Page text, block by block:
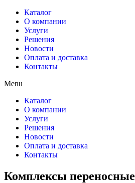
Каталог
О компании
Услуги
Решения
Новости
Оплата и доставка
Контакты
Menu
Каталог
О компании
Услуги
Решения
Новости
Оплата и доставка
Контакты
Комплексы переносные